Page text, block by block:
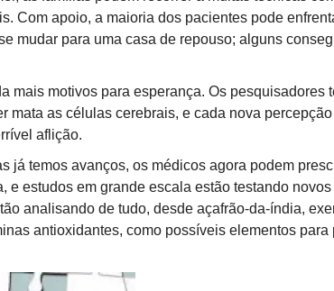
Com apoio, a maioria dos pacientes pode
mudar para uma casa de repouso; alguns
mais motivos para esperança. Os pesquisadores
mata as células cerebrais, e cada nova
aflição.
já temos avanços, os médicos agora podem
e estudos em grande escala estão testando novos
analisando de tudo, desde açafrão-da-índia,
antioxidantes, como possíveis elementos para